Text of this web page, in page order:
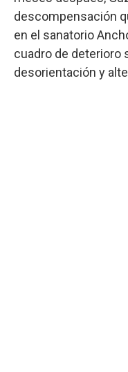
descompensación
en el sanatorio
cuadro de deterioro
desorientación y